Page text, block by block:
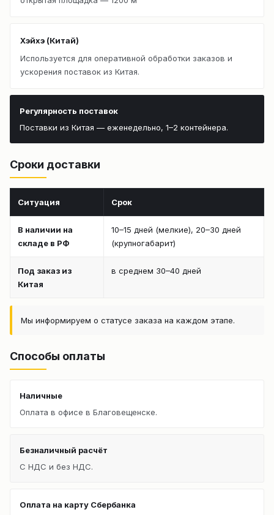
Хэйхэ (Китай)
Используется для оперативной обработки заказов и
ускорения поставок из Китая.
Регулярность поставок
Поставки из Китая — еженедельно, 1–2 контейнера.
Сроки доставки
Ситуация Срок
В наличии на
складе в РФ
10–15 дней (мелкие), 20–30 дней
(крупногабарит)
Под заказ из
Китая
в среднем 30–40 дней
Мы информируем о статусе заказа на каждом этапе.
Способы оплаты
Наличные
Оплата в офисе в Благовещенске.
Безналичный расчёт
С НДС и без НДС.
Оплата на карту Сбербанка